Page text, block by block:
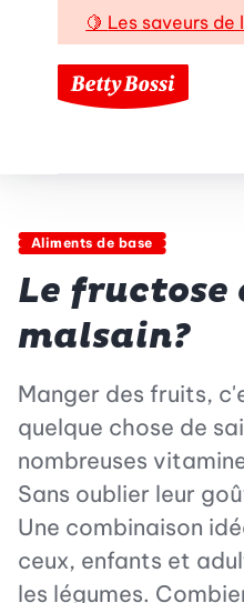
🍋 Les saveurs de
Aliments de base
Le
malsain?
Manger des fruits,
quelque chose de
nombreuses
Sans oublier leur
Une combinaison
ceux, enfants et
les légumes.